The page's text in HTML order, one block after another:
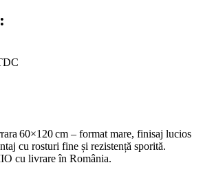
60×120 cm – format mare, finisaj lucios
cu rosturi fine și rezistență sporită.
cu livrare în România.